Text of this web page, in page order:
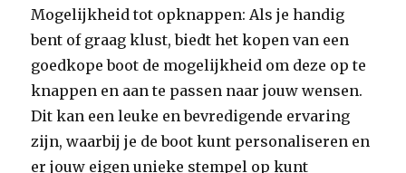
Mogelijkheid tot opknappen: Als je handig
bent of graag klust, biedt het kopen van een
goedkope boot de mogelijkheid om deze op te
knappen en aan te passen naar jouw wensen.
Dit kan een leuke en bevredigende ervaring
zijn, waarbij je de boot kunt personaliseren en
er jouw eigen unieke stempel op kunt